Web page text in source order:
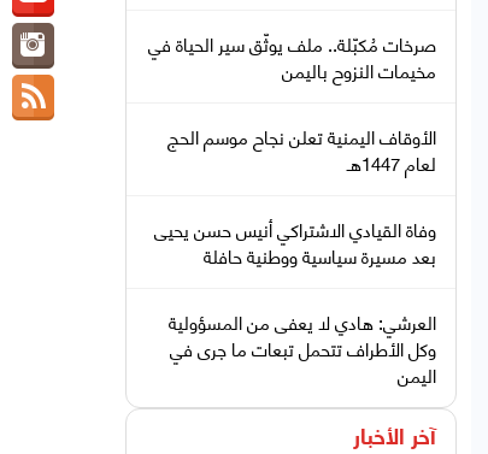
صرخات مُكبّلة.. ملف يوثّق سير الحياة في
مخيمات النزوح باليمن
الأوقاف اليمنية تعلن نجاح موسم الحج
لعام 1447هـ
وفاة القيادي الاشتراكي أنيس حسن يحيى
بعد مسيرة سياسية ووطنية حافلة
العرشي: هادي لا يعفى من المسؤولية
وكل الأطراف تتحمل تبعات ما جرى في
اليمن
آخر الأخبار